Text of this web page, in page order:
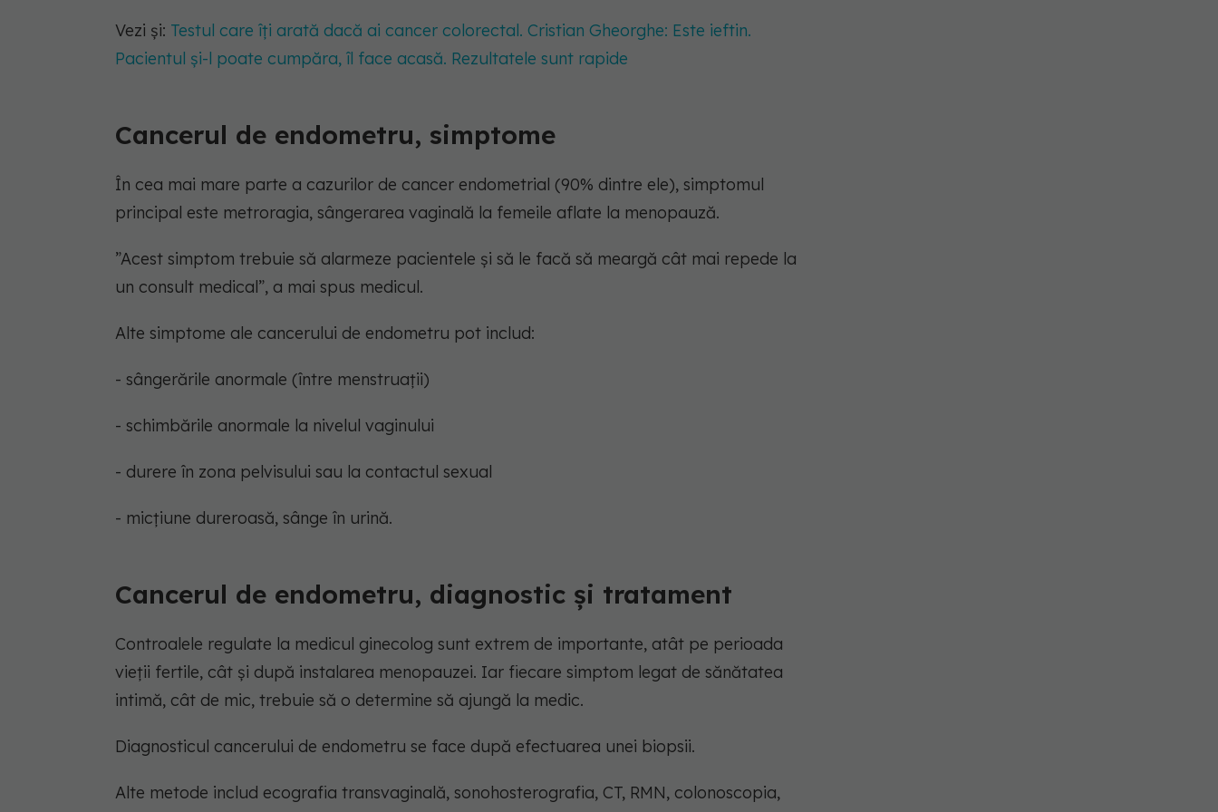
Vezi și: Testul care îți arată dacă ai cancer colorectal. Cristian Gheorghe: Este ieftin.
Pacientul și-l poate cumpăra, îl face acasă. Rezultatele sunt rapide
Cancerul de endometru, simptome
În cea mai mare parte a cazurilor de cancer endometrial (90% dintre ele), simptomul
principal este metroragia, sângerarea vaginală la femeile aflate la menopauză.
”Acest simptom trebuie să alarmeze pacientele și să le facă să meargă cât mai repede la
un consult medical”, a mai spus medicul.
Alte simptome ale cancerului de endometru pot includ:
- sângerările anormale (între menstruații)
- schimbările anormale la nivelul vaginului
- durere în zona pelvisului sau la contactul sexual
- micțiune dureroasă, sânge în urină.
Cancerul de endometru, diagnostic și tratament
Controalele regulate la medicul ginecolog sunt extrem de importante, atât pe perioada
vieții fertile, cât și după instalarea menopauzei. Iar fiecare simptom legat de sănătatea
intimă, cât de mic, trebuie să o determine să ajungă la medic.
Diagnosticul cancerului de endometru se face după efectuarea unei biopsii.
Alte metode includ ecografia transvaginală, sonohosterografia, CT, RMN, colonoscopia,